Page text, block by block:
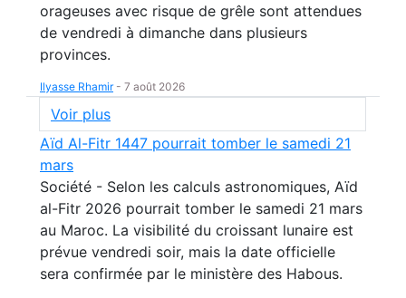
orageuses avec risque de grêle sont attendues
de vendredi à dimanche dans plusieurs
provinces.
Ilyasse Rhamir- 7 août 2026
Voir plus
Aïd Al-Fitr 1447 pourrait tomber le samedi 21
mars
Société - Selon les calculs astronomiques, Aïd
al-Fitr 2026 pourrait tomber le samedi 21 mars
au Maroc. La visibilité du croissant lunaire est
prévue vendredi soir, mais la date officielle
sera confirmée par le ministère des Habous.